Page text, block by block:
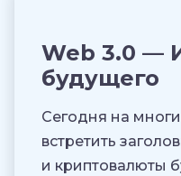
Web 3.0 —
будущего
Сегодня на
встретить
и криптовалюты